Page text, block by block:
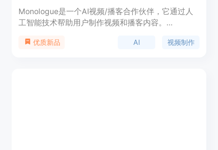
Monologue是一个AI视频/播客合作伙伴，它通过人
工智能技术帮助用户制作视频和播客内容。
成和编辑，节省用户的时间并提高内容质量。产品背
优质新品 AI 视频制作